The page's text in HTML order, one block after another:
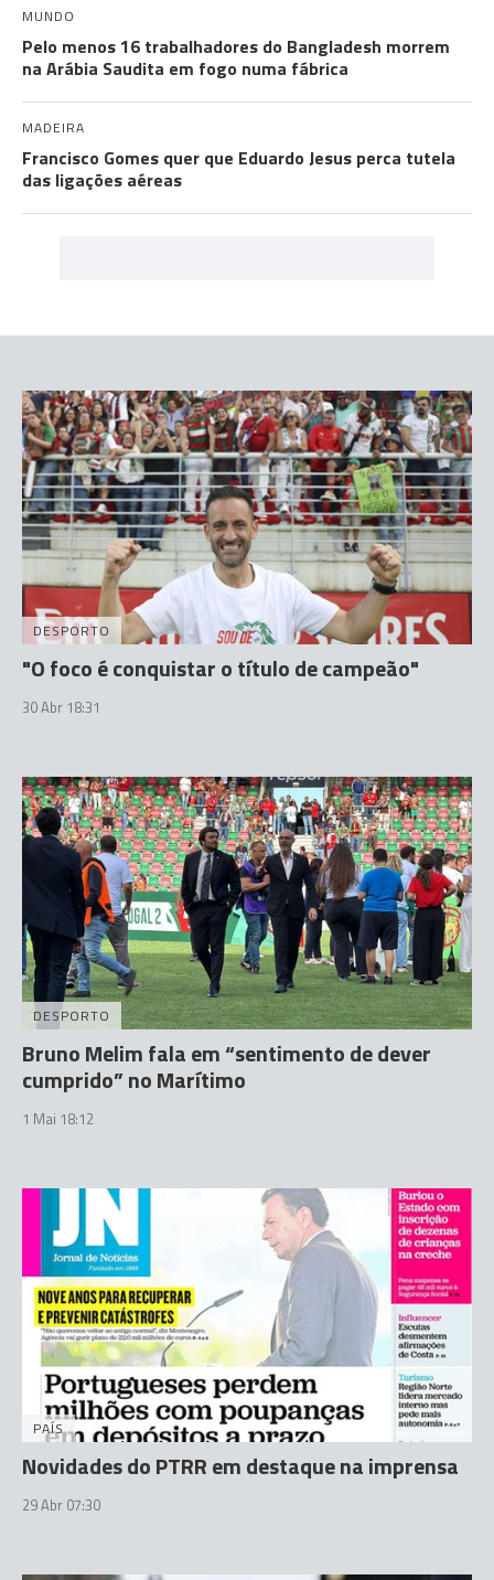
MUNDO
Pelo menos 16 trabalhadores do Bangladesh morrem
na Arábia Saudita em fogo numa fábrica
MADEIRA
Francisco Gomes quer que Eduardo Jesus perca tutela
das ligações aéreas
DESPORTO
"O foco é conquistar o título de campeão"
30 Abr 18:31
DESPORTO
Bruno Melim fala em “sentimento de dever
cumprido” no Marítimo
1 Mai 18:12
PAÍS
Novidades do PTRR em destaque na imprensa
29 Abr 07:30